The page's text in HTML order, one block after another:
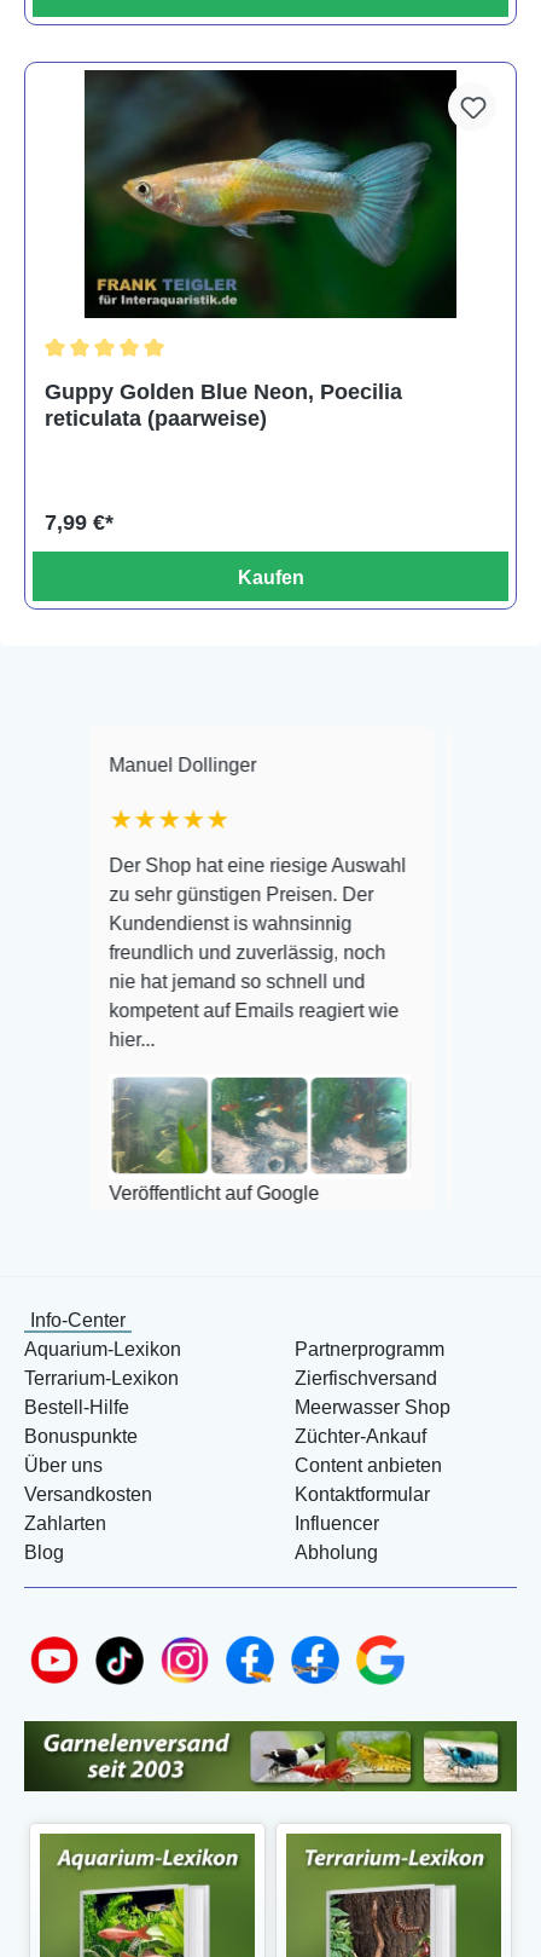
Guppy Golden Blue Neon, Poecilia
reticulata (paarweise)
7,99 €*
Kaufen
Dollinger
Shop hat eine riesige Auswahl
sehr günstigen Preisen. Der
is wahnsinnig
und zuverlässig, noch
hat jemand so schnell und
auf Emails reagiert wie
auf Google
Auswahl plus
befinden der Fische
super Zustand.
Info-Center
Aquarium-Lexikon
Terrarium-Lexikon
Bestell-Hilfe
Bonuspunkte
Über uns
Versandkosten
Zahlarten
Blog
Partnerprogramm
Zierfischversand
Meerwasser Shop
Züchter-Ankauf
Content anbieten
Kontaktformular
Influencer
Abholung